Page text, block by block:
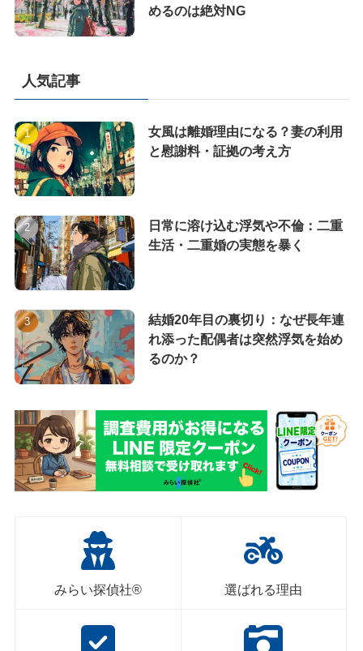
めるのは絶対NG
人気記事
女風は離婚理由になる？妻の利用
と慰謝料・証拠の考え方
日常に溶け込む浮気や不倫：二重
生活・二重婚の実態を暴く
結婚20年目の裏切り：なぜ長年連
れ添った配偶者は突然浮気を始め
るのか？
みらい探偵社®︎ 選ばれる理由